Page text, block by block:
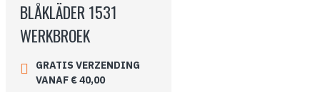
BLÅKLÄDER 1531
WERKBROEK
GRATIS VERZENDING
VANAF € 40,00